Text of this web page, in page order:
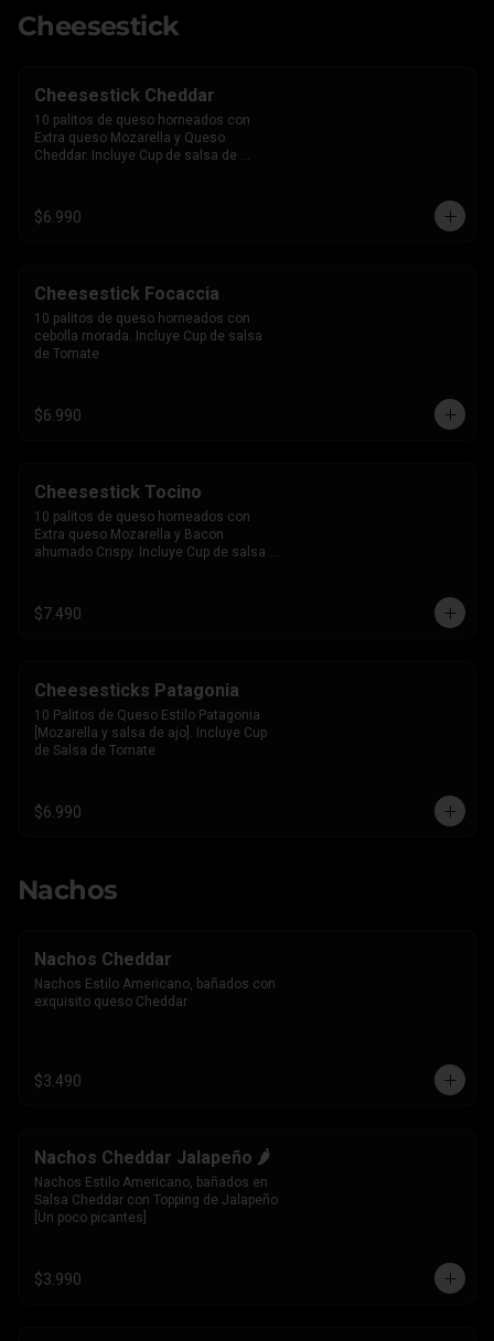
Cheesestick
Cheesestick Cheddar
10 palitos de queso horneados con
Extra queso Mozarella y Queso
Cheddar. Incluye Cup de salsa de
$6.990
Cheesestick Focaccia
10 palitos de queso horneados con
cebolla morada. Incluye Cup de salsa
de Tomate
$6.990
Cheesestick Tocino
10 palitos de queso horneados con
Extra queso Mozarella y Bacon
ahumado Crispy. Incluye Cup de salsa
$7.490
Cheesesticks Patagonia
10 Palitos de Queso Estilo Patagonia
[Mozarella y salsa de ajo]. Incluye Cup
de Salsa de Tomate
$6.990
Nachos
Nachos Cheddar
Nachos Estilo Americano, bañados con
exquisito queso Cheddar
$3.490
Nachos Cheddar Jalapeño 🌶️
Nachos Estilo Americano, bañados en
Salsa Cheddar con Topping de Jalapeño
[Un poco picantes]
$3.990